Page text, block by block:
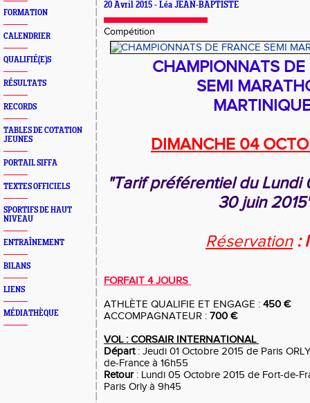
FORMATION
CALENDRIER
QUALIFIÉ(E)S
RÉSULTATS
RECORDS
TABLES DE COTATION
JEUNES
PORTAIL SIFFA
TEXTES OFFICIELS
SPORTIFS DE HAUT
NIVEAU
ENTRAÎNEMENT
BILANS
LIENS
MÉDIATHÈQUE
20 Avril 2015 - Léa JEAN-BAPTISTE
Compétition
CHAMPIONNATS
SEMI
DIMANCHE 04
"Tarif préférentiel du Lundi
30 juin
Réservation:
FORFAIT 4 JOURS
ATHLÈTE QUALIFIE ET ENGAGE : 450 €
ACCOMPAGNATEUR : 700 €
VOL : CORSAIR INTERNATIONAL
Départ : Jeudi 01 Octobre 2015 de Paris
de-France à 16h55
Retour: Lundi 05 Octobre 2015 de Fort-de-
Paris Orly à 9h45